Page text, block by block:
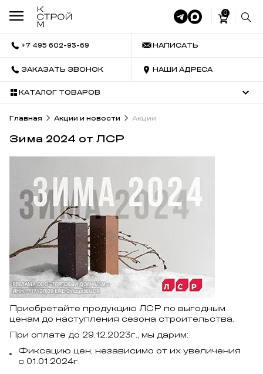
0
+7 495 602-93-69 НАПИСАТЬ
ЗАКАЗАТЬ ЗВОНОК НАШИ АДРЕСА
КАТАЛОГ ТОВАРОВ
Главная Акции и новости Акции
Зима 2024 от ЛСР
Приобретайте продукцию ЛСР по выгодным
ценам до наступления сезона строительства.
При оплате до 29.12.2023г., мы дарим:
Фиксацию цен, независимо от их увеличения
с 01.01.2024г.